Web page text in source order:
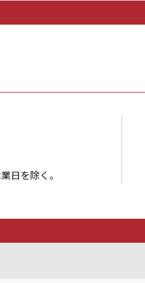
日を除く。